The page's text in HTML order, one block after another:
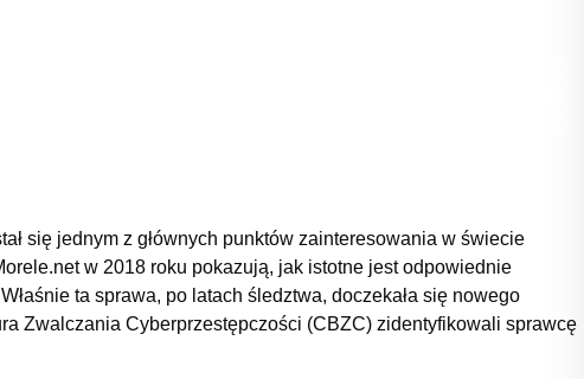
się jednym z głównych punktów zainteresowania w świecie
w 2018 roku pokazują, jak istotne jest odpowiednie
ta sprawa, po latach śledztwa, doczekała się nowego
Zwalczania Cyberprzestępczości (CBZC) zidentyfikowali sprawcę